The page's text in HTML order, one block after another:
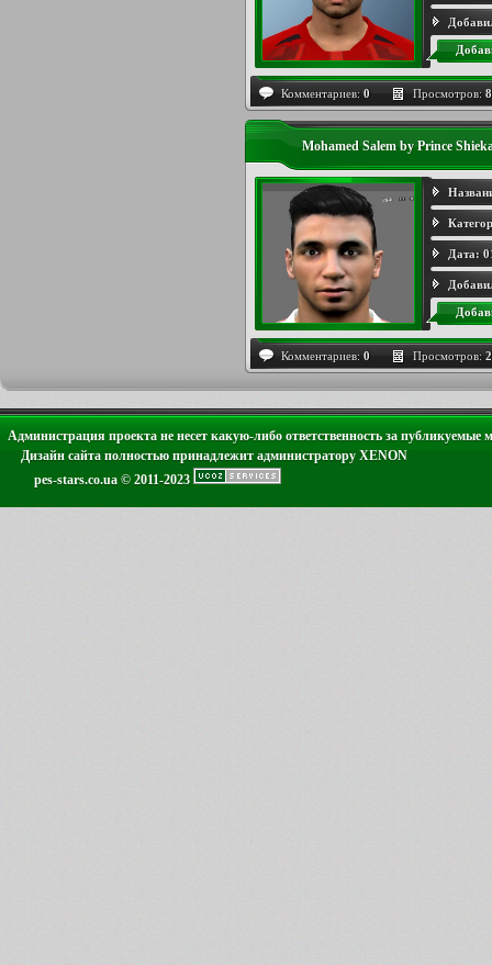
Комментариев: 0 Просмотров:
Mohamed Salem by Prince
Дата:
Комментариев: 0 Просмотров:
Администрация проекта не несет какую-либо ответственность за публикуемые
Дизайн сайта полностью принадлежит администратору XENON
pes-stars.co.ua © 2011-2023